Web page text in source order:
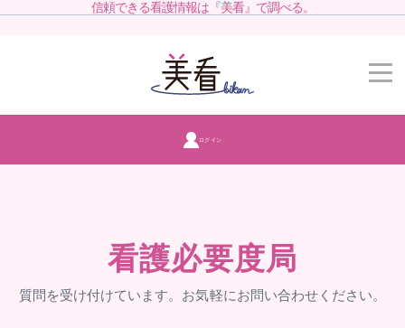
信頼できる看護情報は『美看』で調べる。
ログイン
看護必要度局
質問を受け付けています。お気軽にお問い合わせください。